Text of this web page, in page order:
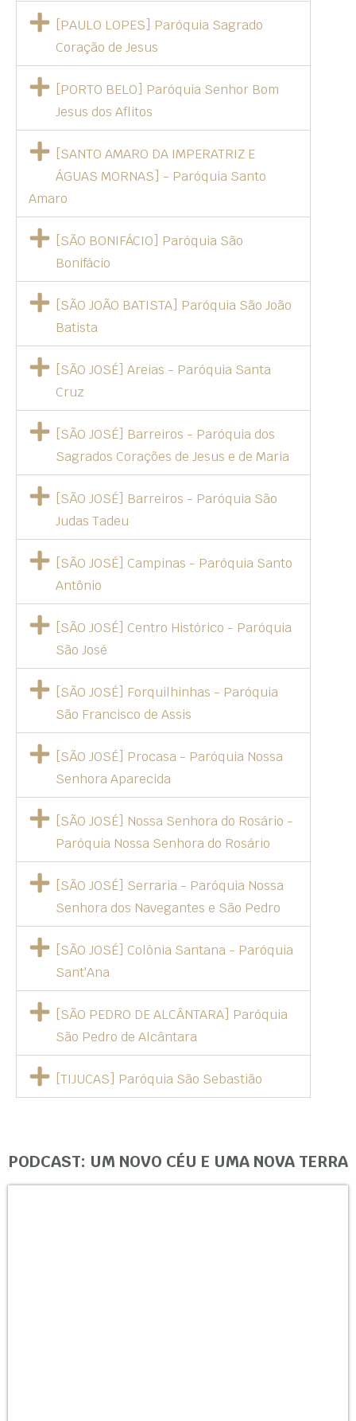
[PAULO LOPES] Paróquia Sagrado
Coração de Jesus
[PORTO BELO] Paróquia Senhor Bom
Jesus dos Aflitos
[SANTO AMARO DA IMPERATRIZ E
ÁGUAS MORNAS] - Paróquia Santo
Amaro
[SÃO BONIFÁCIO] Paróquia São
Bonifácio
[SÃO JOÃO BATISTA] Paróquia São João
Batista
[SÃO JOSÉ] Areias - Paróquia Santa
Cruz
[SÃO JOSÉ] Barreiros - Paróquia dos
Sagrados Corações de Jesus e de Maria
[SÃO JOSÉ] Barreiros - Paróquia São
Judas Tadeu
[SÃO JOSÉ] Campinas - Paróquia Santo
Antônio
[SÃO JOSÉ] Centro Histórico - Paróquia
São José
[SÃO JOSÉ] Forquilhinhas - Paróquia
São Francisco de Assis
[SÃO JOSÉ] Procasa - Paróquia Nossa
Senhora Aparecida
[SÃO JOSÉ] Nossa Senhora do Rosário -
Paróquia Nossa Senhora do Rosário
[SÃO JOSÉ] Serraria - Paróquia Nossa
Senhora dos Navegantes e São Pedro
[SÃO JOSÉ] Colônia Santana - Paróquia
Sant'Ana
[SÃO PEDRO DE ALCÂNTARA] Paróquia
São Pedro de Alcântara
[TIJUCAS] Paróquia São Sebastião
PODCAST: UM NOVO CÉU E UMA NOVA TERRA